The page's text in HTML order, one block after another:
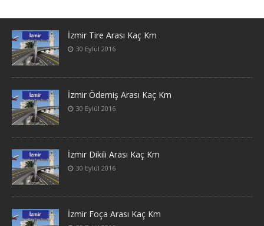
İzmir Tire Arası Kaç Km
30 Eylül 2016
İzmir Ödemiş Arası Kaç Km
30 Eylül 2016
İzmir Dikili Arası Kaç Km
30 Eylül 2016
İzmir Foça Arası Kaç Km